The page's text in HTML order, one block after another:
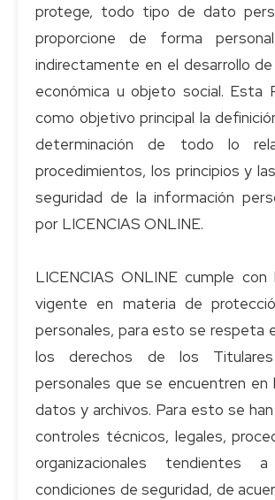
protege, todo tipo de dato
proporcione de forma
indirectamente en el desarrollo
económica u objeto social. Esta
como objetivo principal la
determinación de todo lo
procedimientos, los principios y
seguridad de la información
por LICENCIAS ONLINE.
LICENCIAS ONLINE cumple con
vigente en materia de
personales, para esto se respeta
los derechos de los
personales que se encuentren en
datos y archivos. Para esto se
controles técnicos, legales,
organizacionales tendientes
condiciones de seguridad, de